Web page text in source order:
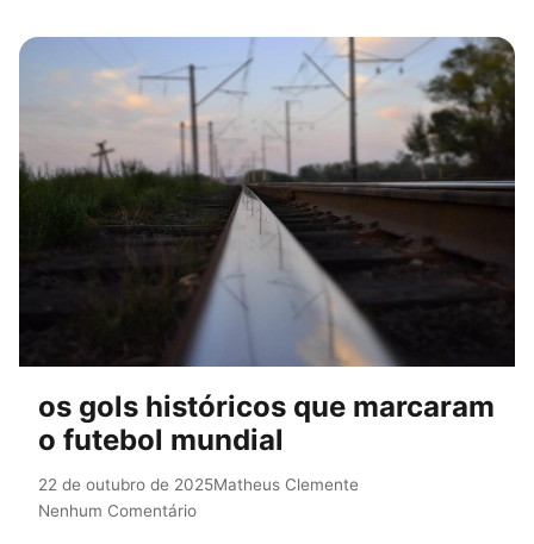
os gols históricos que marcaram
o futebol mundial
22 de outubro de 2025Matheus Clemente
Nenhum Comentário